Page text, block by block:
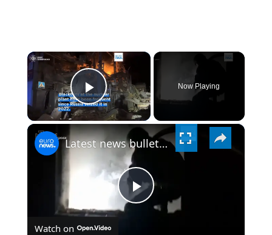
×
PLAY
VIDEO
Now Playing
×
PLAY
Latest news bulletin | October 5th, 2025 – Morning
Watch on